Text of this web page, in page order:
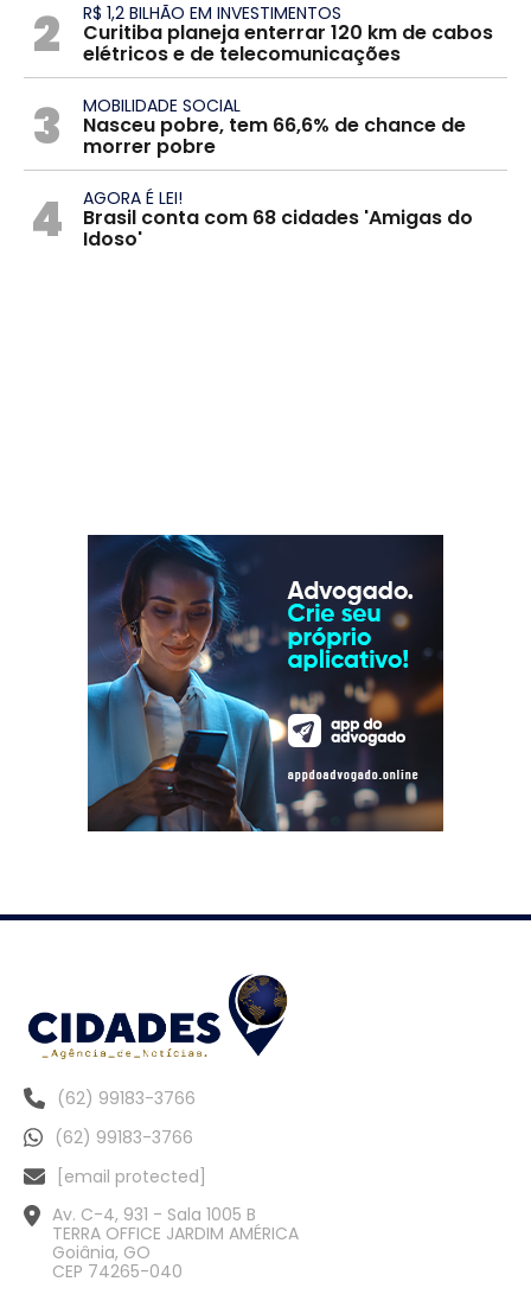
2 R$ 1,2 BILHÃO EM INVESTIMENTOS
Curitiba planeja enterrar 120 km de cabos
elétricos e de telecomunicações
3 MOBILIDADE SOCIAL
Nasceu pobre, tem 66,6% de chance de
morrer pobre
4 AGORA É LEI!
Brasil conta com 68 cidades 'Amigas do
Idoso'
(62) 99183-3766
(62) 99183-3766
[email protected]
Av. C-4, 931 - Sala 1005 B
TERRA OFFICE JARDIM AMÉRICA
Goiânia, GO
CEP 74265-040